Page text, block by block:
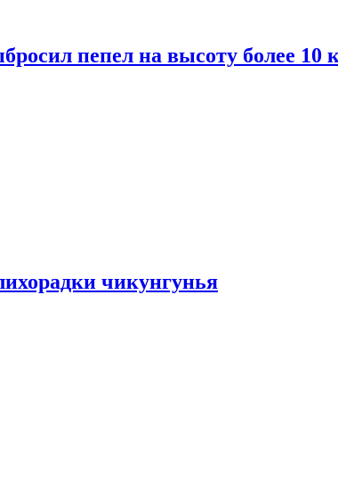
пепел на высоту более 10
чикунгунья